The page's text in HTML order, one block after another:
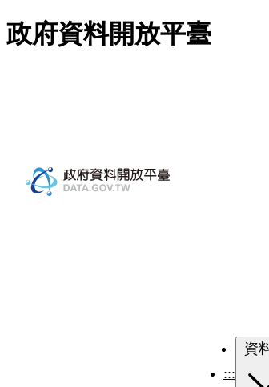
跳至主要內容
政府資料開放平臺
:::